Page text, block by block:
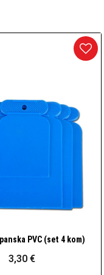
Brzi pogledPVC (set 4 kom)
3,30 €